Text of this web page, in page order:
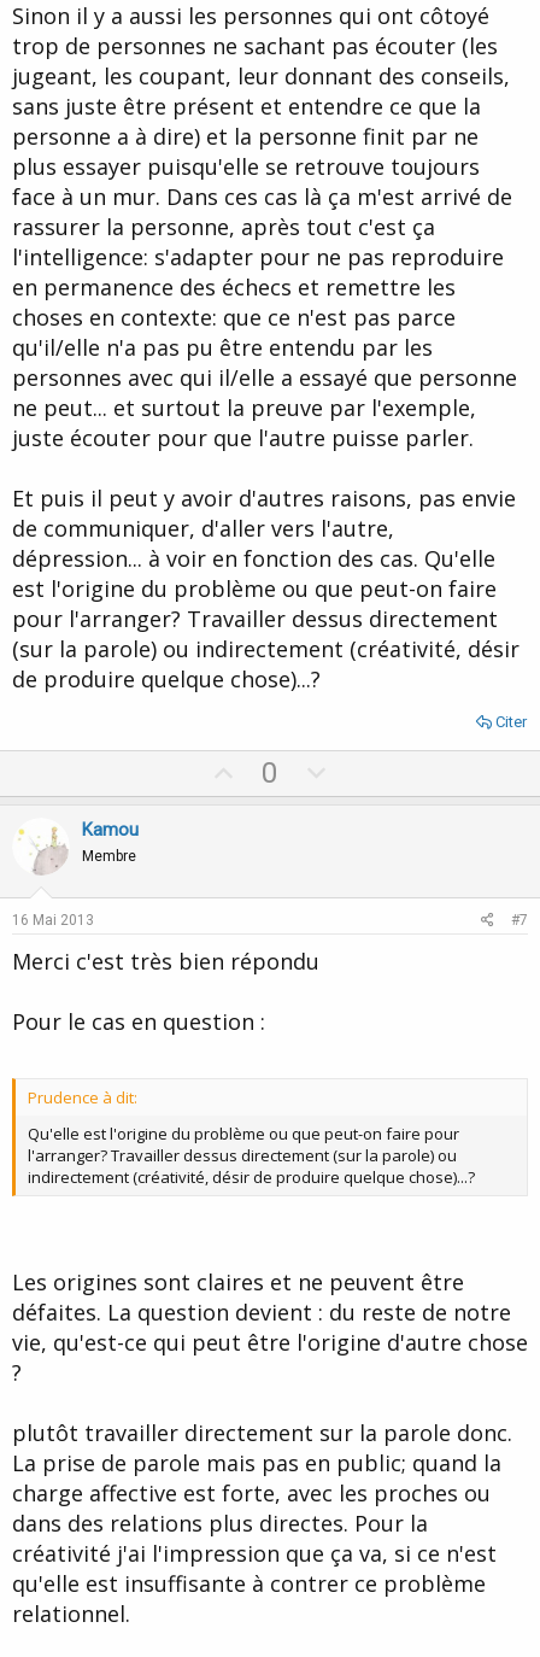
Sinon il y a aussi les personnes qui ont côtoyé
trop de personnes ne sachant pas écouter (les
jugeant, les coupant, leur donnant des conseils,
sans juste être présent et entendre ce que la
personne a à dire) et la personne finit par ne
plus essayer puisqu'elle se retrouve toujours
face à un mur. Dans ces cas là ça m'est arrivé de
rassurer la personne, après tout c'est ça
l'intelligence: s'adapter pour ne pas reproduire
en permanence des échecs et remettre les
choses en contexte: que ce n'est pas parce
qu'il/elle n'a pas pu être entendu par les
personnes avec qui il/elle a essayé que personne
ne peut... et surtout la preuve par l'exemple,
juste écouter pour que l'autre puisse parler.
Et puis il peut y avoir d'autres raisons, pas envie
de communiquer, d'aller vers l'autre,
dépression... à voir en fonction des cas. Qu'elle
est l'origine du problème ou que peut-on faire
pour l'arranger? Travailler dessus directement
(sur la parole) ou indirectement (créativité, désir
de produire quelque chose)...?
Citer
p
0
o
Kamou
Membre
16 Mai 2013 #7
Merci c'est très bien répondu
Pour le cas en question :
Prudence à dit:
Qu'elle est l'origine du problème ou que peut-on faire pour
l'arranger? Travailler dessus directement (sur la parole) ou
indirectement (créativité, désir de produire quelque chose)...?
Les origines sont claires et ne peuvent être
défaites. La question devient : du reste de notre
vie, qu'est-ce qui peut être l'origine d'autre chose
?
plutôt travailler directement sur la parole donc.
La prise de parole mais pas en public; quand la
charge affective est forte, avec les proches ou
dans des relations plus directes. Pour la
créativité j'ai l'impression que ça va, si ce n'est
qu'elle est insuffisante à contrer ce problème
relationnel.